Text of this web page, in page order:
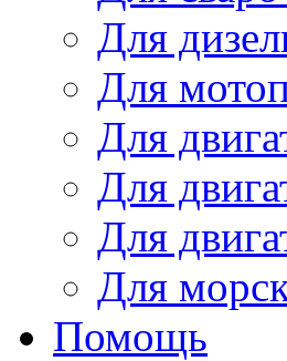
Для
Для
Для
Для
Для
Для
Помощь